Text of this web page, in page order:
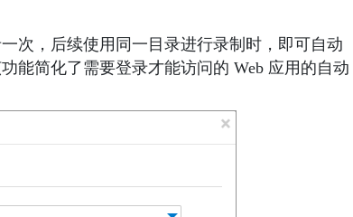
次，后续使用同一目录进行录制时，即可自动
能简化了需要登录才能访问的 Web 应用的自动